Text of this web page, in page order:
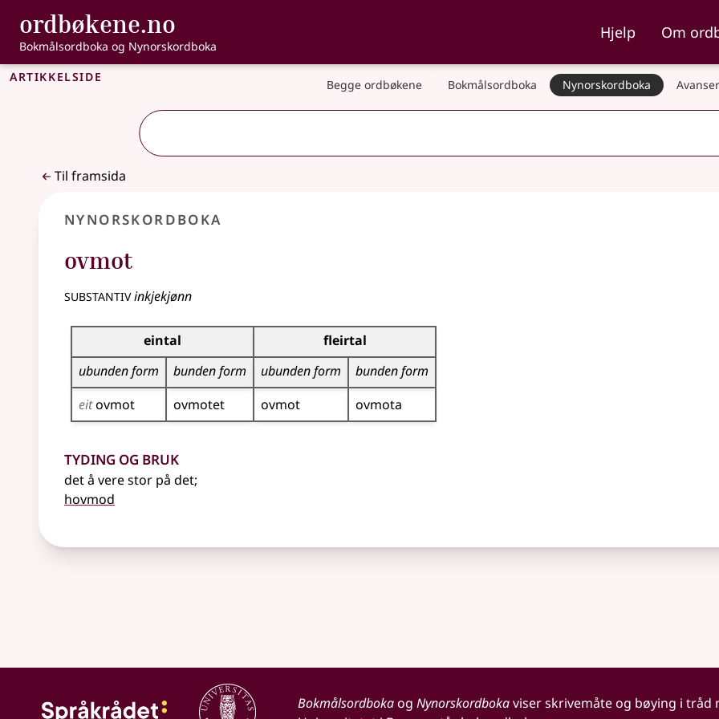
Gå til hovudinnhald
Tilgjenge
ordbøkene.no , Bokmålsordboka og Nynorskordboka
Bokmålsordboka og Nynorskordboka
Hjelp Om
Artikkelside Begge ordbøkene Bokmålsordboka Nynorskordboka
Til framsida
Nynorskordboka
ovmot
substantivinkjekjønn
Bøyningstabell for dette substantivet
eintal
fleirtal
ubunden form
bunden form ubunden form
bunden form
eitovmot ovmotet ovmot ovmota
Tyding og bruk
det å vere stor på det;
hovmod
Bokmålsordbokaog Nynorskordbokaviser skrivemåte og bøying i tråd